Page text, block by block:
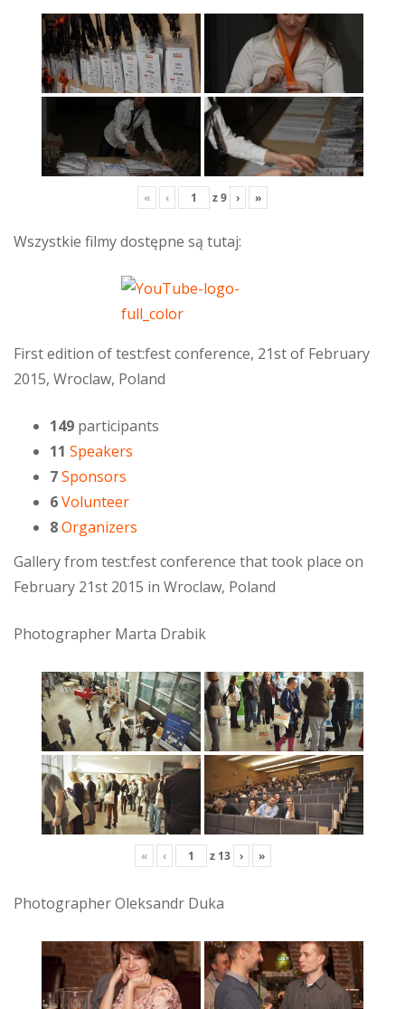
« ‹ z9 › »
Wszystkie filmy dostępne są tutaj:
First edition of test:fest conference, 21st of February
2015, Wroclaw, Poland
149 participants
11 Speakers
7Sponsors
6Volunteer
8Organizers
Gallery from test:fest conference that took place on
February 21st 2015 in Wroclaw, Poland
Photographer Marta Drabik
« ‹ z 13 › »
Photographer Oleksandr Duka